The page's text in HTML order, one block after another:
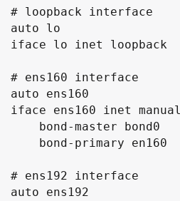
# loopback interface
auto lo
iface lo inet loopback
# ens160 interface
auto ens160
iface ens160 inet manual
# ens192 interface
auto ens192